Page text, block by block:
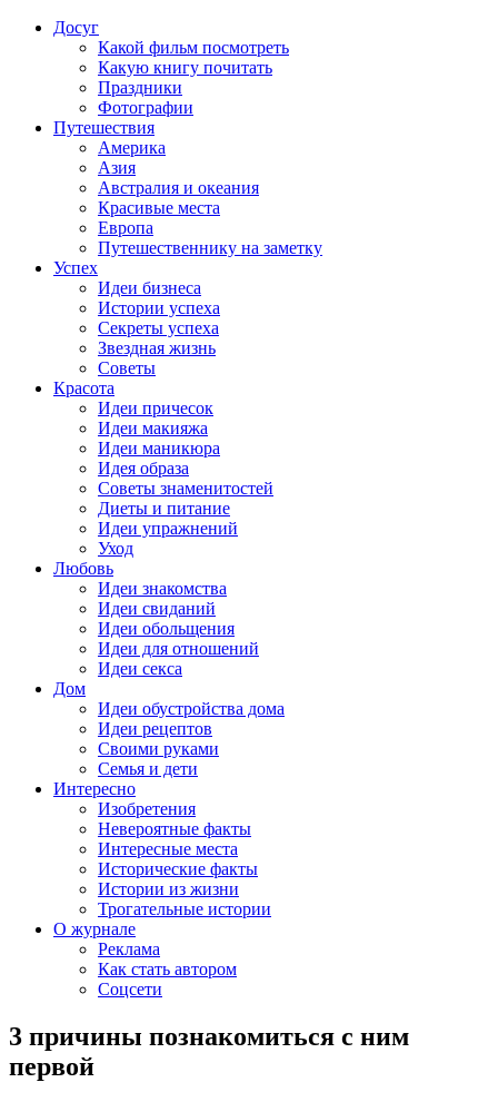
Досуг
Какой фильм посмотреть
Какую книгу почитать
Праздники
Фотографии
Путешествия
Америка
Азия
Австралия и океания
Красивые места
Европа
Путешественнику на заметку
Успех
Идеи бизнеса
Истории успеха
Секреты успеха
Звездная жизнь
Советы
Красота
Идеи причесок
Идеи макияжа
Идеи маникюра
Идея образа
Советы знаменитостей
Диеты и питание
Идеи упражнений
Уход
Любовь
Идеи знакомства
Идеи свиданий
Идеи обольщения
Идеи для отношений
Идеи секса
Дом
Идеи обустройства дома
Идеи рецептов
Своими руками
Семья и дети
Интересно
Изобретения
Невероятные факты
Интересные места
Исторические факты
Истории из жизни
Трогательные истории
О журнале
Реклама
Как стать автором
Соцсети
3 причины познакомиться с ним
первой